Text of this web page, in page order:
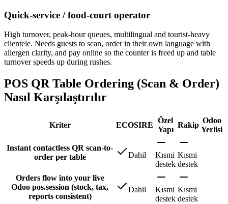
Quick-service / food-court operator
High turnover, peak-hour queues, multilingual and tourist-heavy
clientele. Needs guests to scan, order in their own language with
allergen clarity, and pay online so the counter is freed up and table
turnover speeds up during rushes.
POS QR Table Ordering (Scan & Order)
Nasıl Karşılaştırılır
Kriter ECOSIRE
Özel
Yapı
Rakip
Odoo
Yerlisi
Instant contactless QR scan-to-
order per table
Dahil
Kısmi
destek
Kısmi
destek
Orders flow into your live
Odoo pos.session (stock, tax,
reports consistent)
Dahil
Kısmi
destek
Kısmi
destek